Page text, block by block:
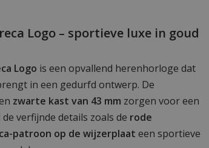
Logo – sportieve luxe in goud
Logo is een opvallend herenhorloge dat
in een gedurfd ontwerp. De
zwarte kast van 43 mm zorgen voor een
verfijnde details zoals de rode
patroon op de wijzerplaat een sportieve